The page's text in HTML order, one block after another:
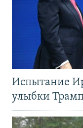
Испытание
улыбки